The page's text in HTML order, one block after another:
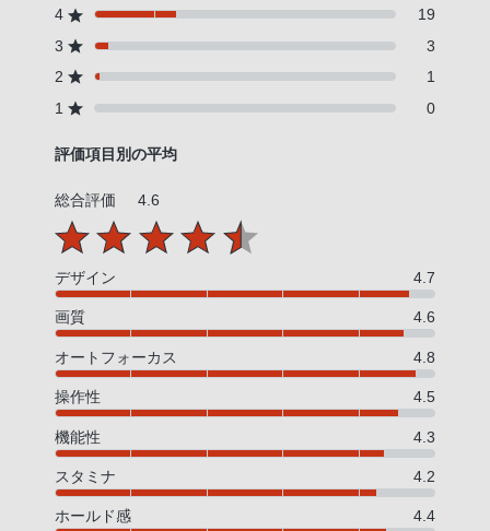
4
19
3
3
2
1
1
0
評価項目別の平均
総合評価 4.6
デザイン 4.7
画質 4.6
オートフォーカス 4.8
操作性 4.5
機能性 4.3
スタミナ 4.2
ホールド感 4.4